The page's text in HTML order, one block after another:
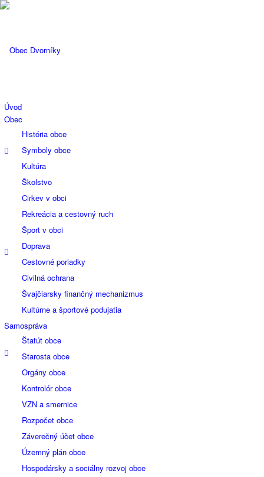
Úvod
Obec
História obce
Symboly obce
Kultúra
Školstvo
Cirkev v obci
Rekreácia a cestovný ruch
Šport v obci
Doprava
Cestovné poriadky
Civilná ochrana
Švajčiarsky finančný mechanizmus
Kultúrne a športové podujatia
Samospráva
Štatút obce
Starosta obce
Orgány obce
Kontrolór obce
VZN a smernice
Rozpočet obce
Záverečný účet obce
Územný plán obce
Hospodársky a sociálny rozvoj obce